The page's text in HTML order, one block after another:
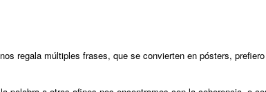
regala múltiples frases, que se convierten en pósters,